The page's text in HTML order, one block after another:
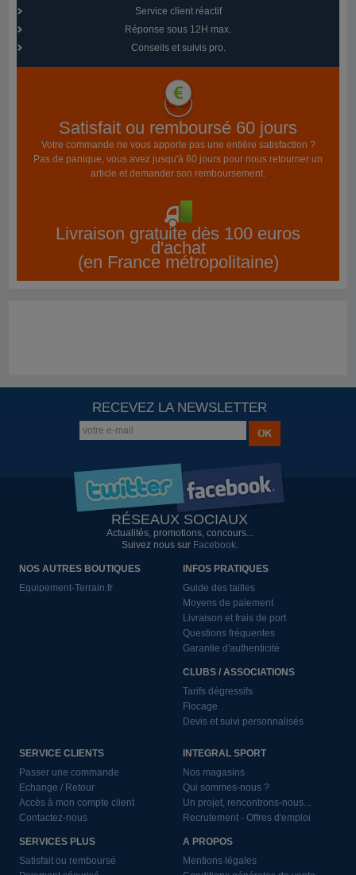
Service client réactif
Réponse sous 12H max.
Conseils et suivis pro.
Satisfait ou remboursé 60 jours
Votre commande ne vous apporte pas une entière satisfaction ?
Pas de panique, vous avez jusqu'à 60 jours pour nous retourner un
article et demander son remboursement.
Livraison gratuite dès 100 euros
d'achat
(en France métropolitaine)
RECEVEZ LA NEWSLETTER
RÉSEAUX SOCIAUX
Actualités, promotions, concours...
Suivez nous sur Facebook.
NOS AUTRES BOUTIQUES
Equipement-Terrain.fr
INFOS PRATIQUES
Guide des tailles
Moyens de paiement
Livraison et frais de port
Questions fréquentes
Garantie d'authenticité
CLUBS / ASSOCIATIONS
Tarifs dégressifs
Flocage
Devis et suivi personnalisés
SERVICE CLIENTS
Passer une commande
Echange / Retour
Accès à mon compte client
Contactez-nous
SERVICES PLUS
Satisfait ou remboursé
INTEGRAL SPORT
Nos magasins
Qui sommes-nous ?
Un projet, rencontrons-nous...
Recrutement - Offres d'emploi
A PROPOS
Mentions légales